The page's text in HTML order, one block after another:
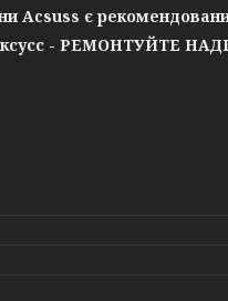
Acsuss є
Аксусс - РЕМОНТУЙТЕ